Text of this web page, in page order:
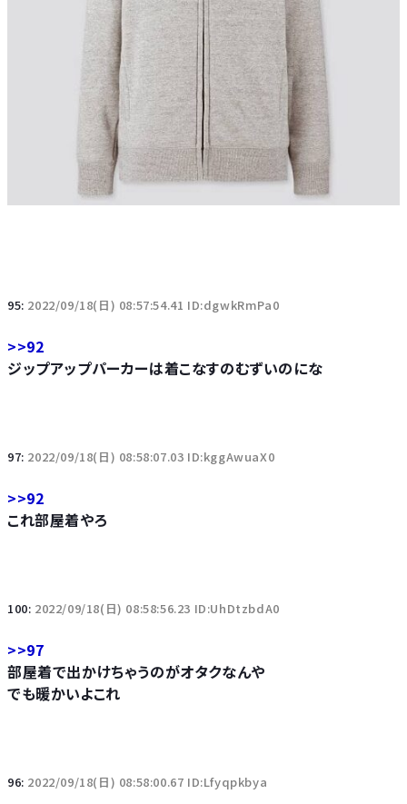
95: 2022/09/18(日) 08:57:54.41 ID:dgwkRmPa0
>>92
ジップアップパーカーは着こなすのむずいのにな
97: 2022/09/18(日) 08:58:07.03 ID:kggAwuaX0
>>92
これ部屋着やろ
100: 2022/09/18(日) 08:58:56.23 ID:UhDtzbdA0
>>97
部屋着で出かけちゃうのがオタクなんや
でも暖かいよこれ
96: 2022/09/18(日) 08:58:00.67 ID:Lfyqpkbya